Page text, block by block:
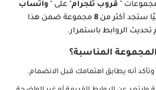
" قروب تلجرام" على "واتساب
ستجد أكثر من 8 مجموعة ضمن هذا
تحديث الروابط باستمرار.
المناسبة؟
أنه يطابق اهتمامك قبل الانضمام.